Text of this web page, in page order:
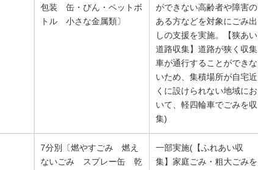
包装 缶・びん・ペットボ
トル 小さな金属類〕
ができない高齢者や障害の
ある方などを対象にごみ出
しの支援を実施。【狭あい
道路収集】道路が狭く収集
車が通行することができな
いため、集積場所が自宅近
くに設けられない地域にお
いて、軽四輪車でごみを収
集)
7分別〔燃やすごみ 燃え
ないごみ スプレー缶 乾
一部実施(【ふれあい収
集】家庭ごみ・粗大ごみを